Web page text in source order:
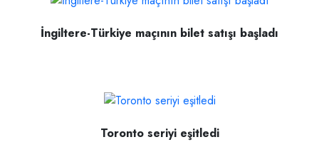
İngiltere-Türkiye maçının bilet satışı başladı
Toronto seriyi eşitledi